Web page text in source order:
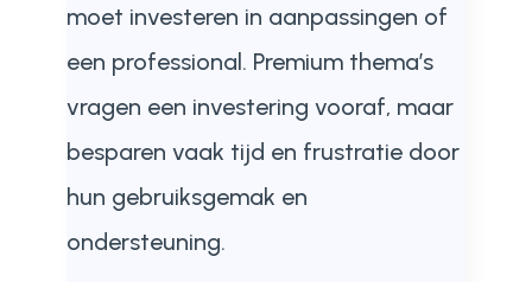
moet investeren in aanpassingen of
een professional. Premium thema’s
vragen een investering vooraf, maar
besparen vaak tijd en frustratie door
hun gebruiksgemak en
ondersteuning.